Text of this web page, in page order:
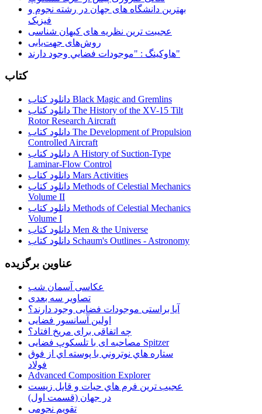
بهترین دانشگاه های جهان در رشته نجوم و
فیزیک
عجیبت ترین نظریه های کیهان شناسی
روش‌های جهت‌یابی
هاوكينگ : "موجودات فضايي وجود دارند"
کتاب
دانلود کتاب Black Magic and Gremlins
دانلود کتاب The History of the XV-15 Tilt
Rotor Research Aircraft
دانلود کتاب The Development of Propulsion
Controlled Aircraft
دانلود کتاب A History of Suction-Type
Laminar-Flow Control
دانلود کتاب Mars Activities
دانلود کتاب Methods of Celestial Mechanics
Volume II
دانلود کتاب Methods of Celestial Mechanics
Volume I
دانلود کتاب Men & the Universe
دانلود کتاب Schaum's Outlines - Astronomy
عناوین برگزیده
عکاسی آسمان شب
تصاویر سه بعدی
آیا براستی موجودات فضایی وجود دارند؟
اولین آسانسور فضایی
چه اتفاقی برای مریخ افتاد؟
مصاحبه ای با تلسکوپ فضایی Spitzer
ستاره هاي نوتروني با پوسته اي از فوق
فولاد
Advanced Composition Explorer
عجیب ترین فرم هاي حيات و قابل زيست
در جهان (قسمت اول)
تقویم نجومی